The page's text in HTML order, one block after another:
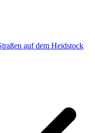
auf dem Heidstock